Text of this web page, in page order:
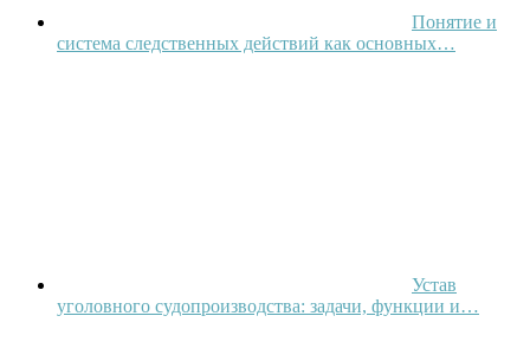
Понятие и
система следственных действий как основных…
Устав
уголовного судопроизводства: задачи, функции и…